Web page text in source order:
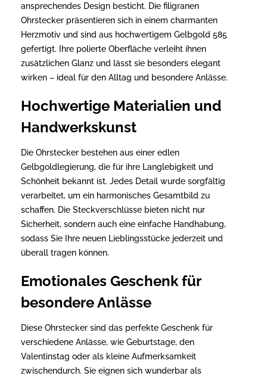
ansprechendes Design besticht. Die filigranen
Ohrstecker präsentieren sich in einem charmanten
Herzmotiv und sind aus hochwertigem Gelbgold 585
gefertigt. Ihre polierte Oberfläche verleiht ihnen
zusätzlichen Glanz und lässt sie besonders elegant
wirken – ideal für den Alltag und besondere Anlässe.
Hochwertige Materialien und
Handwerkskunst
Die Ohrstecker bestehen aus einer edlen
Gelbgoldlegierung, die für ihre Langlebigkeit und
Schönheit bekannt ist. Jedes Detail wurde sorgfältig
verarbeitet, um ein harmonisches Gesamtbild zu
schaffen. Die Steckverschlüsse bieten nicht nur
Sicherheit, sondern auch eine einfache Handhabung,
sodass Sie Ihre neuen Lieblingsstücke jederzeit und
überall tragen können.
Emotionales Geschenk für
besondere Anlässe
Diese Ohrstecker sind das perfekte Geschenk für
verschiedene Anlässe, wie Geburtstage, den
Valentinstag oder als kleine Aufmerksamkeit
zwischendurch. Sie eignen sich wunderbar als